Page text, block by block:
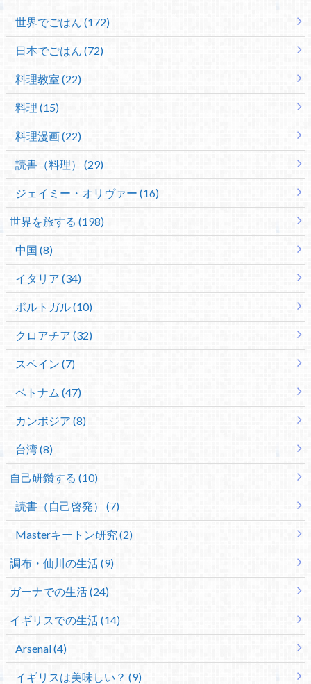
世界でごはん (172)
日本でごはん (72)
料理教室 (22)
料理 (15)
料理漫画 (22)
読書（料理） (29)
ジェイミー・オリヴァー (16)
世界を旅する (198)
中国 (8)
イタリア (34)
ポルトガル (10)
クロアチア (32)
スペイン (7)
ベトナム (47)
カンボジア (8)
台湾 (8)
自己研鑽する (10)
読書（自己啓発） (7)
Masterキートン研究 (2)
調布・仙川の生活 (9)
ガーナでの生活 (24)
イギリスでの生活 (14)
Arsenal (4)
イギリスは美味しい？ (9)